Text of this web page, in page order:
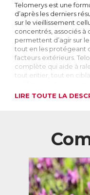
Telomerys est une
d’après les derniers
sur le vieillissement
concentrés, associés à
permettent d’agir sur
tout en les protégeant
facteurs extérieurs.
complète qui aide à
tout entier, tout en
cérébral.
ont reçu le Prix Nobel
leurs travaux sur le
qu’à l’intérieur de
trouvent des
déterminent sa durée
progressivement
ce qui entraîne la mort
l’horloge biologique,
LIRE TOUTE LA